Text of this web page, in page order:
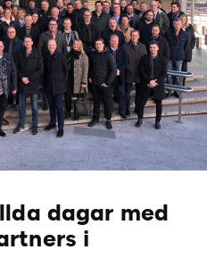
dagar med
i